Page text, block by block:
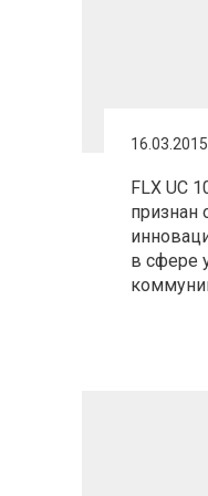
16.03.2015
FLX UC
признан
в сфере